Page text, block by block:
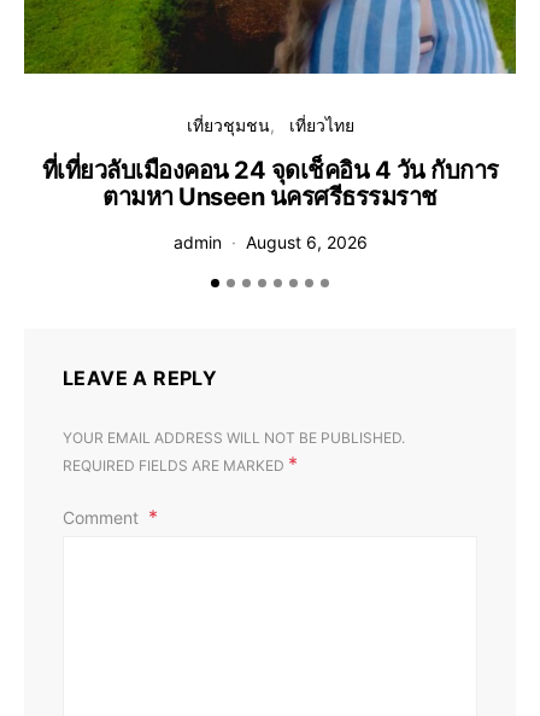
เที่ยวชุมชน เที่ยวไทย
ที่เที่ยวลับเมืองคอน 24 จุดเช็คอิน 4 วัน กับการ
ตามหา Unseen นครศรีธรรมราช
admin August 6, 2026
LEAVE A REPLY
YOUR EMAIL ADDRESS WILL NOT BE PUBLISHED.
REQUIRED FIELDS ARE MARKED *
Comment